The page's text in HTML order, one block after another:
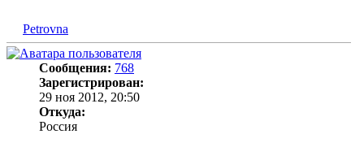
Petrovna
Сообщения: 768
Зарегистрирован:
29 ноя 2012, 20:50
Откуда:
Россия